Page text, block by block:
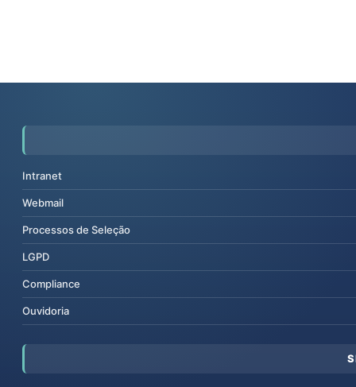
Intranet
Webmail
Processos de Seleção
LGPD
Compliance
Ouvidoria